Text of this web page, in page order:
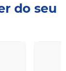
do seu